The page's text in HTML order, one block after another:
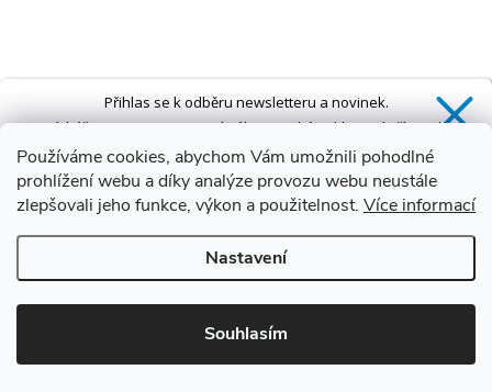
Používáme cookies, abychom Vám umožnili pohodlné
prohlížení webu a díky analýze provozu webu neustále
zlepšovali jeho funkce, výkon a použitelnost. Více informací
Nastavení
Souhlasím
Přihlas se k odběru newsletteru a novinek.
ZískášSLEVU 5 %na první nákup a také exkluzivní přístup k
novinkám, slevám a dalším speciálním nabídkám.*
Ano, chci se přihlásit
Zásady zpracování osobních údajů
*Sleva neplatí na vany s dvířky AVO a VOVO